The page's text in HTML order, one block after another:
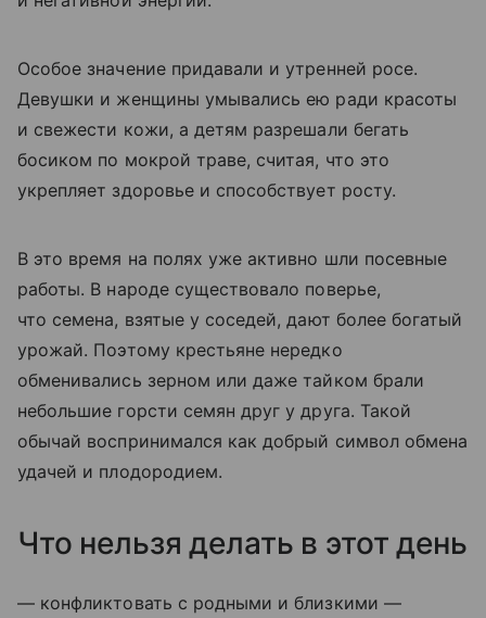
Особое значение придавали и утренней росе.
Девушки и женщины умывались ею ради красоты
и свежести кожи, а детям разрешали бегать
босиком по мокрой траве, считая, что это
укрепляет здоровье и способствует росту.
В это время на полях уже активно шли посевные
работы. В народе существовало поверье,
что семена, взятые у соседей, дают более богатый
урожай. Поэтому крестьяне нередко
обменивались зерном или даже тайком брали
небольшие горсти семян друг у друга. Такой
обычай воспринимался как добрый символ обмена
удачей и плодородием.
Что нельзя делать в этот день
— конфликтовать с родными и близкими —